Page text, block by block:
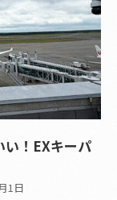
！EXキーパ
1日